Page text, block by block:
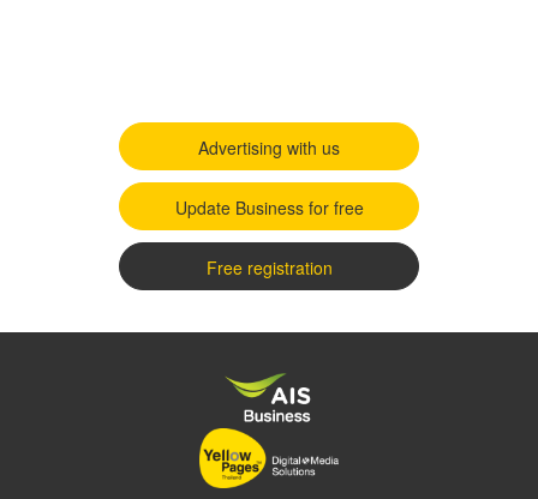
Advertising with us
Update Business for free
Free registration